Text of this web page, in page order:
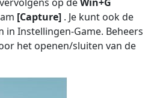
[Capture] . Je kunt ook de
Instellingen-Game. Beheers
het openen/sluiten van de